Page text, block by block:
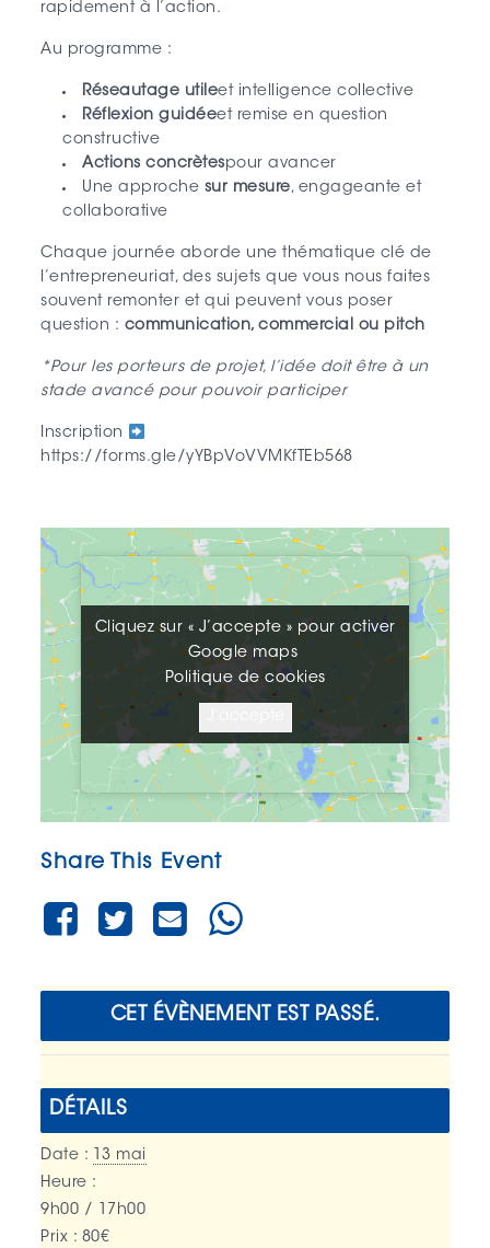
rapidement à l’action.
Au programme :
Réseautage utileet intelligence collective
Réflexion guidéeet remise en question
constructive
Actions concrètespour avancer
Une approche sur mesure, engageante et
collaborative
Chaque journée aborde une thématique clé de
l’entrepreneuriat, des sujets que vous nous faites
souvent remonter et qui peuvent vous poser
question : communication, commercial ou pitch
*Pour les porteurs de projet, l’idée doit être à un
stade avancé pour pouvoir participer
Inscription
https://forms.gle/yYBpVoVVMKfTEb568
Cliquez sur « J’accepte » pour activer
Google maps
Politique de cookies
Cliquez sur « J’accepte » pour activer
Google maps
Politique de cookies
Share This Event
CET ÉVÈNEMENT EST PASSÉ.
DÉTAILS
Date : 13 mai
Heure :
9h00 / 17h00
Prix : 80€